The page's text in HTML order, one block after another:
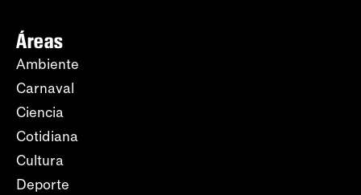
Áreas
Ambiente
Carnaval
Ciencia
Cotidiana
Cultura
Deporte